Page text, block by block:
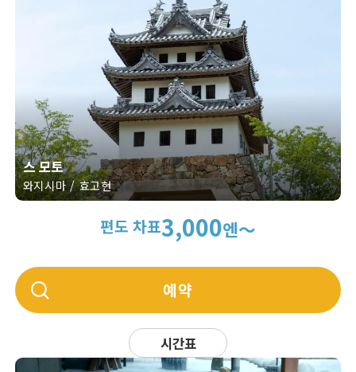
스 모토
와지시마 / 효고현
편도 차표3,000엔～
예약
시간표